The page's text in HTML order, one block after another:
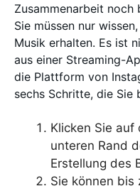
Zusammenarbeit noch
Sie müssen nur
Musik erhalten. Es ist
aus einer Streaming-
die Plattform von
sechs Schritte, die Sie
Klicken Sie auf
unteren Rand
Erstellung des
Sie können bis